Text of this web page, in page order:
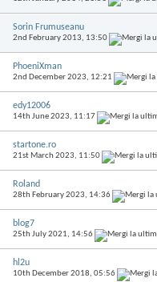
Sorin Frumuseanu
2nd February 2013, 13:50
PhoeniXman
2nd December 2023, 12:21
edy12006
14th June 2023, 11:17
startone.ro
21st March 2023, 11:50
Roland
28th February 2023, 14:36
blog7
25th July 2021, 14:56
hl2u
10th December 2018, 05:56